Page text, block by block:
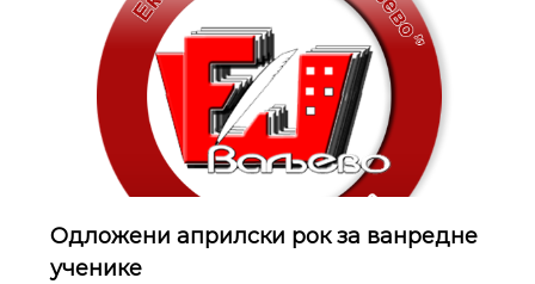
Одложени априлски рок за ванредне
ученике